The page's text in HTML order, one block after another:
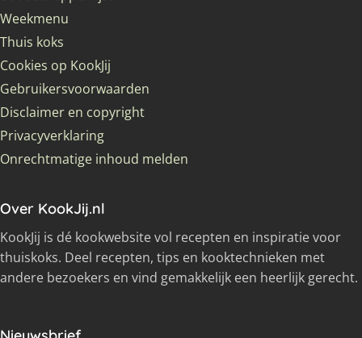
Weekmenu
Thuis koks
Cookies op KookJij
Gebruikersvoorwaarden
Disclaimer en copyright
Privacyverklaring
Onrechtmatige inhoud melden
Over KookJij.nl
KookJij is dé kookwebsite vol recepten en inspiratie voor
thuiskoks. Deel recepten, tips en kooktechnieken met
andere bezoekers en vind gemakkelijk een heerlijk gerecht.